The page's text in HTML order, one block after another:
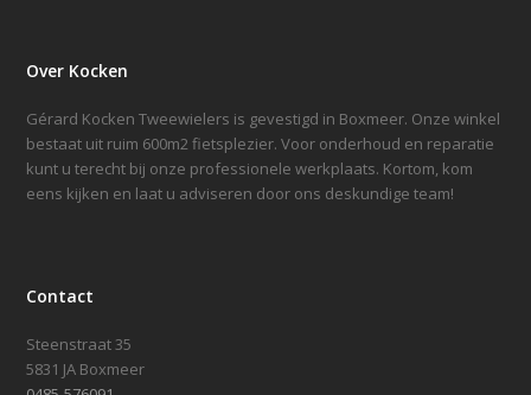
Over Kocken
Gérard Kocken Tweewielers is gevestigd in Boxmeer. Onze winkel
bestaat uit ruim 600m2 fietsplezier. Voor onderhoud en reparatie
kunt u terecht bij onze professionele werkplaats. Kortom, kom
eens kijken en laat u adviseren door ons deskundige team!
Contact
Steenstraat 35
5831 JA Boxmeer